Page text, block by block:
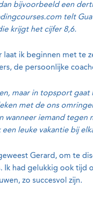
bijvoorbeeld een
telt
krijgt het cijfer 8,6.
laat ik beginnen met
de persoonlijke
maar in topsport
met de ons
wanneer iemand
leuke vakantie bij
Gerard, om te
Ik had gelukkig ook
zo succesvol zijn.